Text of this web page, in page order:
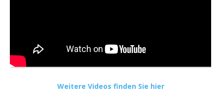
Weitere Videos finden Sie hier